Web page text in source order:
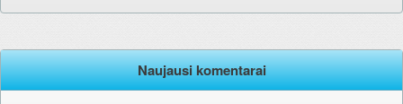
Naujausi komentarai